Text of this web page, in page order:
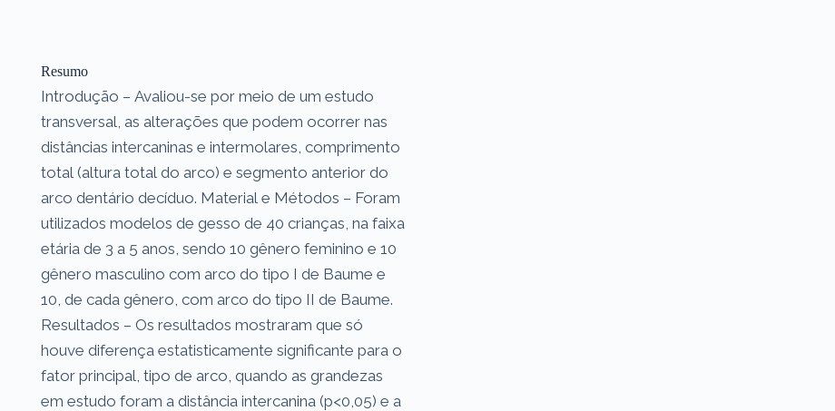
Resumo
Introdução – Avaliou-se por meio de um estudo
transversal, as alterações que podem ocorrer nas
distâncias intercaninas e intermolares, comprimento
total (altura total do arco) e segmento anterior do
arco dentário decíduo. Material e Métodos – Foram
utilizados modelos de gesso de 40 crianças, na faixa
etária de 3 a 5 anos, sendo 10 gênero feminino e 10
gênero masculino com arco do tipo I de Baume e
10, de cada gênero, com arco do tipo II de Baume.
Resultados – Os resultados mostraram que só
houve diferença estatisticamente significante para o
fator principal, tipo de arco, quando as grandezas
em estudo foram a distância intercanina (p<0,05) e a